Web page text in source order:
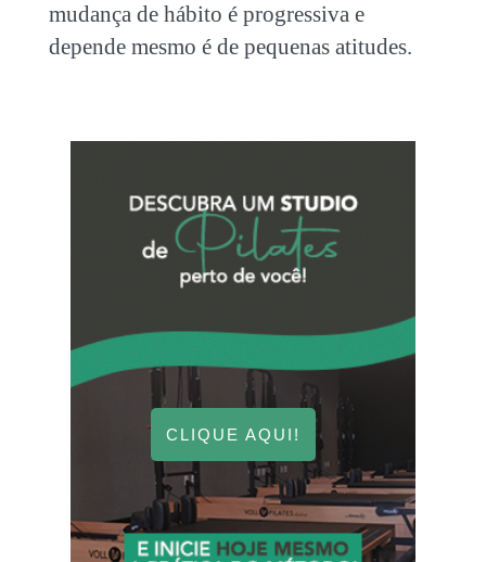
mudança de hábito é progressiva e
depende mesmo é de pequenas atitudes.
CLIQUE AQUI!